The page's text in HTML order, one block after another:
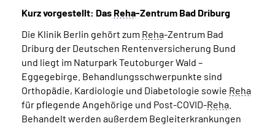
Kurz vorgestellt: Das Reha-Zentrum Bad Driburg
Die Klinik Berlin gehört zum Reha-Zentrum Bad
Driburg der Deutschen Rentenversicherung Bund
und liegt im Naturpark Teutoburger Wald –
Eggegebirge. Behandlungsschwerpunkte sind
Orthopädie, Kardiologie und Diabetologie sowie Reha
für pflegende Angehörige und Post-COVID-Reha
Behandelt werden außerdem Begleiterkrankungen